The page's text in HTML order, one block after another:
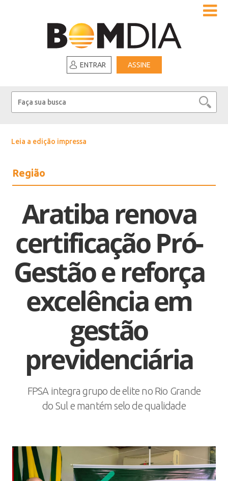
ENTRAR ASSINE
Leia a edição impressa
Região
Aratiba renova
certificação Pró-
Gestão e reforça
excelência em
gestão
previdenciária
FPSA integra grupo de elite no Rio Grande
do Sul e mantém selo de qualidade